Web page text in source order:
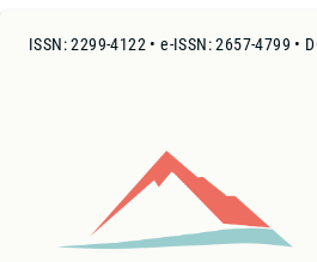
ISSN: 2299-4122 • e-ISSN: 2657-4799 •